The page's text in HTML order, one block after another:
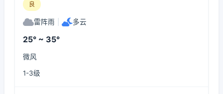
良
雷阵雨 多云
25° ~ 35°
微风
1-3级